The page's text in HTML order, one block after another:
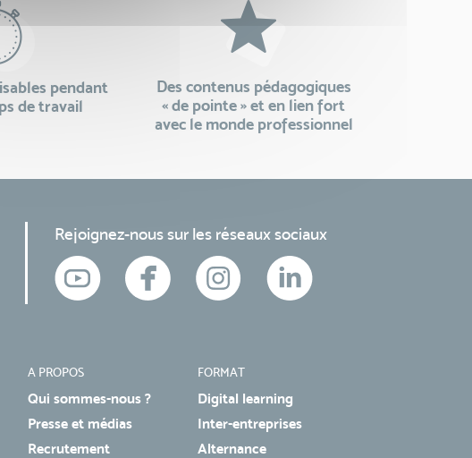
pendant
de travail
Des contenus pédagogiques
« de pointe » et en lien fort
avec le monde professionnel
Rejoignez-nous sur les réseaux sociaux
A PROPOS
Qui sommes-nous ?
Presse et médias
Recrutement
FORMAT
Digital learning
Inter-entreprises
Alternance